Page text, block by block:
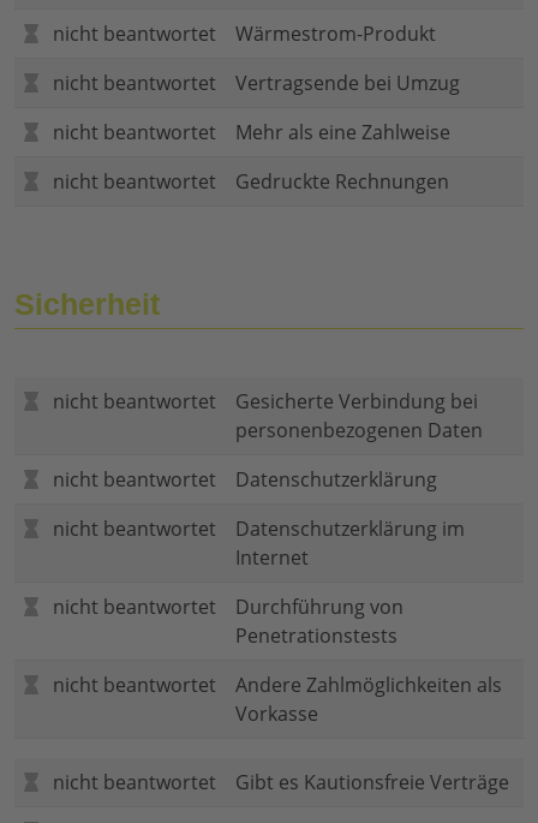
nicht beantwortet
Wärmestrom-Produkt
nicht beantwortet
Vertragsende bei Umzug
nicht beantwortet
Mehr als eine Zahlweise
nicht beantwortet
Gedruckte Rechnungen
Sicherheit
nicht beantwortet
Gesicherte Verbindung bei
personenbezogenen Daten
nicht beantwortet
Datenschutzerklärung
nicht beantwortet
Datenschutzerklärung im
Internet
nicht beantwortet
Durchführung von
Penetrationstests
nicht beantwortet
Andere Zahlmöglichkeiten als
Vorkasse
nicht beantwortet
Gibt es Kautionsfreie Verträge